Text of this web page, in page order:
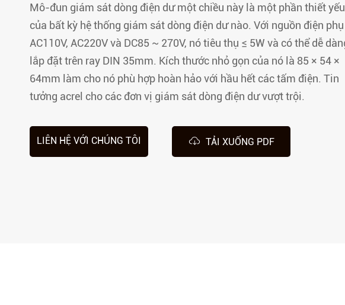
Mô-đun giám sát dòng điện dư một chiều này là một phần thiết yếu
của bất kỳ hệ thống giám sát dòng điện dư nào. Với nguồn điện
AC110V, AC220V và DC85 ~ 270V, nó tiêu thụ ≤ 5W và có thể dễ
lắp đặt trên ray DIN 35mm. Kích thước nhỏ gọn của nó là 85 × 54 ×
64mm làm cho nó phù hợp hoàn hảo với hầu hết các tấm điện. Tin
tưởng acrel cho các đơn vị giám sát dòng điện dư vượt trội.
LIÊN HỆ VỚI CHÚNG TÔI  TẢI XUỐNG PDF